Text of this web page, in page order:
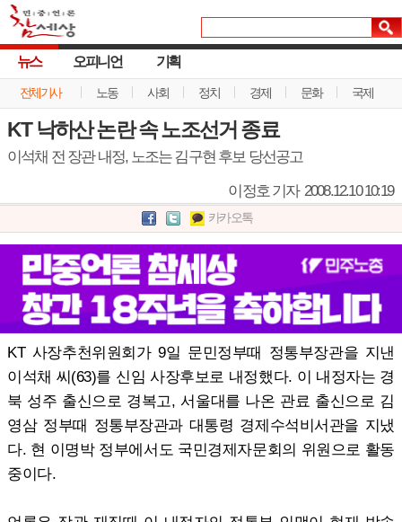
뉴스
전체기사 노동 사회 정치 경제 문화 국제
오피니언 기획
KT 낙하산 논란 속 노조선거 종료
이석채 전 장관 내정, 노조는 김구현 후보 당선공고
이정호 기자 2008.12.10 10:19
카카오톡
KT 사장추천위원회가 9일 문민정부때 정통부장관을 지낸
이석채 씨(63)를 신임 사장후보로 내정했다. 이 내정자는 경
북 성주 출신으로 경복고, 서울대를 나온 관료 출신으로 김
영삼 정부때 정통부장관과 대통령 경제수석비서관을 지냈
다. 현 이명박 정부에서도 국민경제자문회의 위원으로 활동
중이다.